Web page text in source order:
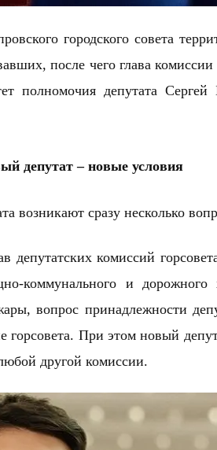
городского совета
после чего глава
полномочия депутата
депутат – новые условия
возникают сразу несколько
депутатских комиссий
коммунального и дорожного
вопрос принадлежности
При этом новый
другой комиссии.